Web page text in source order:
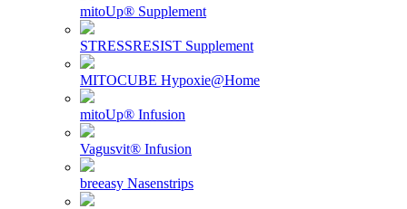
mitoUp® Supplement
STRESSRESIST Supplement
MITOCUBE Hypoxie@Home
mitoUp® Infusion
Vagusvit® Infusion
breeasy Nasenstrips